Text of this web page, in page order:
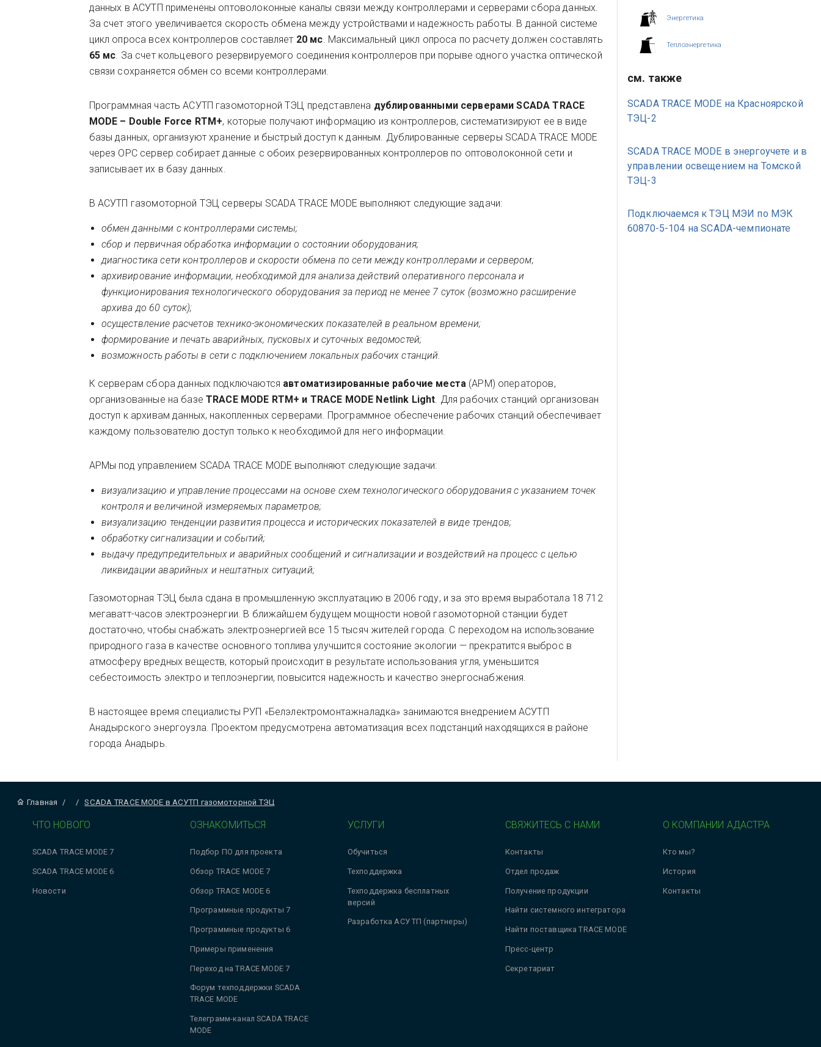
данных в АСУТП применены оптоволоконные каналы связи между контроллерами и серверами сбора данных.
За счет этого увеличивается скорость обмена между устройствами и надежность работы. В данной системе
цикл опроса всех контроллеров составляет 20 мс . Максимальный цикл опроса по расчету должен составлять
65 мс . За счет кольцевого резервируемого соединения контроллеров при порыве одного участка оптической
связи сохраняется обмен со всеми контроллерами.
Программная часть АСУТП газомоторной ТЭЦ представлена дублированными серверами SCADA TRACE
MODE – Double Force RTM+, которые получают информацию из контроллеров, систематизируют ее в виде
базы данных, организуют хранение и быстрый доступ к данным. Дублированные серверы SCADA TRACE MODE
через OРС сервер собирает данные с обоих резервированных контроллеров по оптоволоконной сети и
записывает их в базу данных.
В АСУТП газомоторной ТЭЦ серверы SCADA TRACE MODE выполняют следующие задачи:
обмен данными с контроллерами системы;
сбор и первичная обработка информации о состоянии оборудования;
диагностика сети контроллеров и скорости обмена по сети между контроллерами и сервером;
архивирование информации, необходимой для анализа действий оперативного персонала и
функционирования технологического оборудования за период не менее 7 суток (возможно расширение
архива до 60 суток);
осуществление расчетов технико-экономических показателей в реальном времени;
формирование и печать аварийных, пусковых и суточных ведомостей;
возможность работы в сети с подключением локальных рабочих станций.
К серверам сбора данных подключаются автоматизированные рабочие места (АРМ) операторов,
организованные на базеTRACE MODE RTM+ и TRACE MODE Netlink Light . Для рабочих станций организован
доступ к архивам данных, накопленных серверами. Программное обеспечение рабочих станций обеспечивает
каждому пользователю доступ только к необходимой для него информации.
АРМы под управлением SCADA TRACE MODE выполняют следующие задачи:
визуализацию и управление процессами на основе схем технологического оборудования с указанием точек
контроля и величиной измеряемых параметров;
визуализацию тенденции развития процесса и исторических показателей в виде трендов;
обработку сигнализации и событий;
выдачу предупредительных и аварийных сообщений и сигнализации и воздействий на процесс с целью
ликвидации аварийных и нештатных ситуаций;
Газомоторная ТЭЦ была сдана в промышленную эксплуатацию в 2006 году, и за это время выработала 18 712
мегаватт-часов электроэнергии. В ближайшем будущем мощности новой газомоторной станции будет
достаточно, чтобы снабжать электроэнергией все 15 тысяч жителей города. С переходом на использование
природного газа в качестве основного топлива улучшится состояние экологии — прекратится выброс в
атмосферу вредных веществ, который происходит в результате использования угля, уменьшится
себестоимость электро и теплоэнергии, повысится надежность и качество энергоснабжения.
В настоящее время специалисты РУП «Белэлектромонтажналадка» занимаются внедрением АСУТП
Анадырского энергоузла. Проектом предусмотрена автоматизация всех подстанций находящихся в районе
города Анадырь.
Энергетика
Теплоэнергетика
см. также
SCADA TRACE MODE на Красноярской
ТЭЦ-2
SCADA TRACE MODE в энергоучете и в
управлении освещением на Томской
ТЭЦ-3
Подключаемся к ТЭЦ МЭИ по МЭК
60870-5-104 на SCADA-чемпионате
Главная / / SCADA TRACE MODE в АСУТП газомоторной ТЭЦ
ЧТО НОВОГО
SCADA TRACE MODE 7
SCADA TRACE MODE 6
Новости
ОЗНАКОМИТЬСЯ
Подбор ПО для проекта
Обзор TRACE MODE 7
Обзор TRACE MODE 6
Программные продукты 7
Программные продукты 6
Примеры применения
Переход на TRACE MODE 7
Форум техподдержки SCADA
TRACE MODE
Телеграмм-канал SCADA TRACE
MODE
УСЛУГИ
Обучиться
Техподдержка
Техподдержка бесплатных
версий
Разработка АСУ ТП (партнеры)
СВЯЖИТЕСЬ С НАМИ
Контакты
Отдел продаж
Получение продукции
Найти системного интегратора
Найти поставщика TRACE MODE
Пресс-центр
Секретариат
О КОМПАНИИ АДАСТРА
Кто мы?
История
Контакты